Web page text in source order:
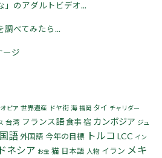
」のアダルトビデオ...
調べてみたら...
ージ
ピア 世界遺産 ドヤ街 海 福岡 タイ チャリダー
台湾 フランス語食事宿 カンボジア ジュ
語外国語 今年の目標 トルコ LCC イン
ネシア お金 猫 日本語 人物 イラン メキ